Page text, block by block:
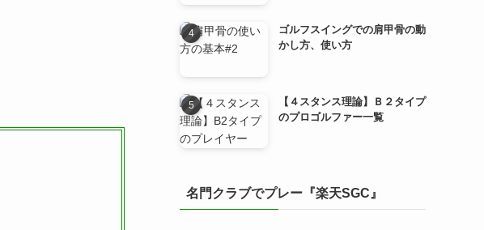
ゴルフスイングでの肩甲骨の動
かし方、使い方
【４スタンス理論】Ｂ２タイプ
のプロゴルファー一覧
名門クラブでプレー『楽天SGC』